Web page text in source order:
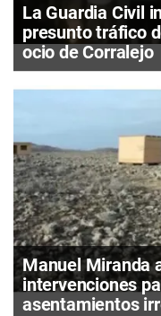
La Guardia Civil
presunto tráfico
ocio de Corralejo
Manuel Miranda
intervenciones
asentamientos